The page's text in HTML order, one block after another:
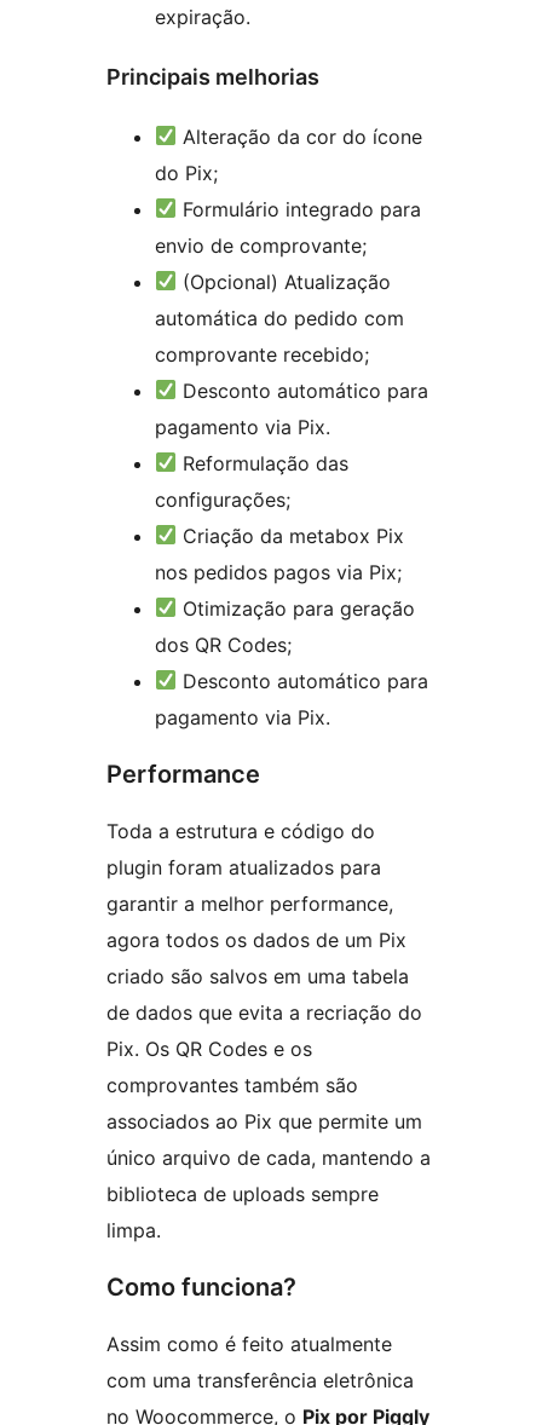
expiração.
Principais melhorias
Alteração da cor do ícone
do Pix;
Formulário integrado para
envio de comprovante;
(Opcional) Atualização
automática do pedido com
comprovante recebido;
Desconto automático para
pagamento via Pix.
Reformulação das
configurações;
Criação da metabox Pix
nos pedidos pagos via Pix;
Otimização para geração
dos QR Codes;
Desconto automático para
pagamento via Pix.
Performance
Toda a estrutura e código do
plugin foram atualizados para
garantir a melhor performance,
agora todos os dados de um Pix
criado são salvos em uma tabela
de dados que evita a recriação do
Pix. Os QR Codes e os
comprovantes também são
associados ao Pix que permite um
único arquivo de cada, mantendo a
biblioteca de uploads sempre
limpa.
Como funciona?
Assim como é feito atualmente
com uma transferência eletrônica
no Woocommerce, o Pix por Piggly